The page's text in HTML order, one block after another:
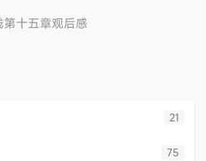
十五章观后感
21
75